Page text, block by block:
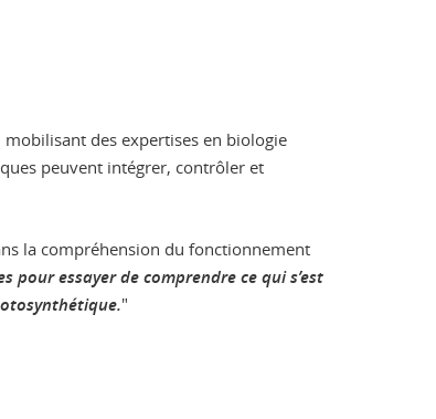
mobilisant des expertises en biologie
peuvent intégrer, contrôler et
la compréhension du fonctionnement
pour essayer de comprendre ce qui s’est
"